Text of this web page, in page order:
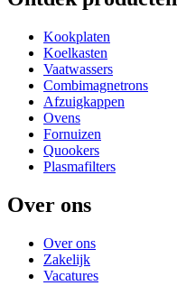
Kookplaten
Koelkasten
Vaatwassers
Combimagnetrons
Afzuigkappen
Ovens
Fornuizen
Quookers
Plasmafilters
Over ons
Over ons
Zakelijk
Vacatures